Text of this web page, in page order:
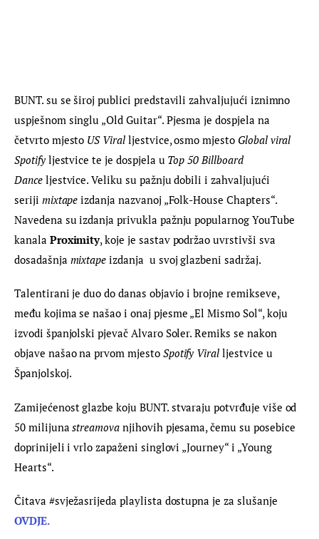
BUNT. su se široj publici predstavili zahvaljujući iznimno
uspješnom singlu „Old Guitar“. Pjesma je dospjela na
četvrto mjesto US Viral ljestvice, osmo mjesto Global viral
Spotify ljestvice te je dospjela u Top 50 Billboard
Dance ljestvice. Veliku su pažnju dobili i zahvaljujući
seriji mixtape izdanja nazvanoj „Folk-House Chapters“.
Navedena su izdanja privukla pažnju popularnog YouTube
kanala Proximity, koje je sastav podržao uvrstivši sva
dosadašnja mixtape izdanja u svoj glazbeni sadržaj.
Talentirani je duo do danas objavio i brojne remikseve,
među kojima se našao i onaj pjesme „El Mismo Sol“, koju
izvodi španjolski pjevač Alvaro Soler. Remiks se nakon
objave našao na prvom mjesto Spotify Viral ljestvice u
Španjolskoj.
Zamijećenost glazbe koju BUNT. stvaraju potvrđuje više od
50 milijuna streamova njihovih pjesama, čemu su posebice
doprinijeli i vrlo zapaženi singlovi „Journey“ i „Young
Hearts“.
Čitava #svježasrijeda playlista dostupna je za slušanje
OVDJE.